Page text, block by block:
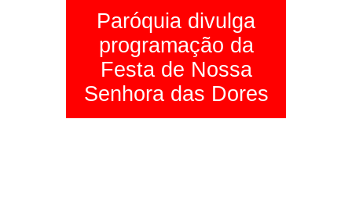
Paróquia divulga
programação da
Festa de Nossa
Senhora das Dores